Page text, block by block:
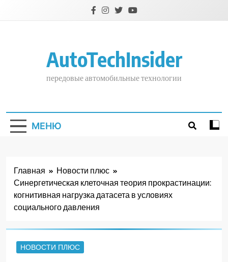
AutoTechInsider
передовые автомобильные технологии
МЕНЮ
Главная
Новости плюс
Синергетическая клеточная теория прокрастинации:
когнитивная нагрузка датасета в условиях
социального давления
НОВОСТИ ПЛЮС